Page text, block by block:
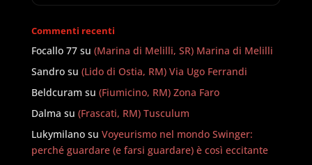
Commenti recenti
Focallo 77su (Marina di Melilli, SR) Marina di Melilli
Sandrosu (Lido di Ostia, RM) Via Ugo Ferrandi
Beldcuram su (Fiumicino, RM) Zona Faro
Dalma su (Frascati, RM) Tusculum
Lukymilanosu Voyeurismo nel mondo Swinger:
perché guardare (e farsi guardare) è così eccitante